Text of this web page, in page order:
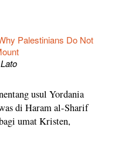
Palestinians Do Not
usul Yordania
di Haram al-Sharif
umat Kristen,